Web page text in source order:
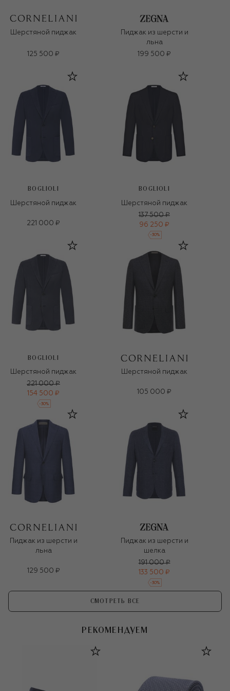
Шерстяной пиджак
125 500 ₽
Пиджак из шерсти и
льна
199 500 ₽
BOGLIOLI
Шерстяной пиджак
221 000 ₽
BOGLIOLI
Шерстяной пиджак
137 500 ₽
96 250 ₽
-30%
BOGLIOLI
Шерстяной пиджак
221 000 ₽
154 500 ₽
-30%
Шерстяной пиджак
105 000 ₽
Пиджак из шерсти и
льна
129 500 ₽
Пиджак из шерсти и
шелка
191 000 ₽
133 500 ₽
-30%
СМОТРЕТЬ ВСЕ
РЕКОМЕНДУЕМ